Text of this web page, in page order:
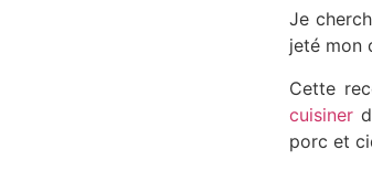
Je
jeté mon
Cette
cuisiner
porc et